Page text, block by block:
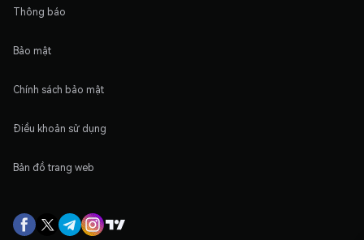
Thông báo
Bảo mật
Chính sách bảo mật
Điều khoản sử dụng
Bản đồ trang web